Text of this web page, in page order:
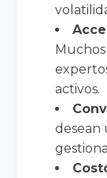
activos.
desean